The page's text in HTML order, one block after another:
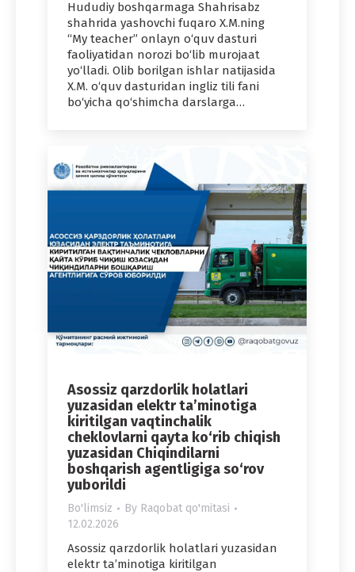
Hududiy boshqarmaga Shahrisabz
shahrida yashovchi fuqaro X.M.ning
“My teacher” onlayn o‘quv dasturi
faoliyatidan norozi bo‘lib murojaat
yo‘lladi. Olib borilgan ishlar natijasida
X.M. o‘quv dasturidan ingliz tili fani
bo‘yicha qo‘shimcha darslarga…
Asossiz qarzdorlik holatlari
yuzasidan elektr ta’minotiga
kiritilgan vaqtinchalik
cheklovlarni qayta ko‘rib chiqish
yuzasidan Chiqindilarni
boshqarish agentligiga so‘rov
yuborildi
Bo'limsiz By Raqobat qo'mitasi
12.02.2026
Asossiz qarzdorlik holatlari yuzasidan
elektr ta’minotiga kiritilgan